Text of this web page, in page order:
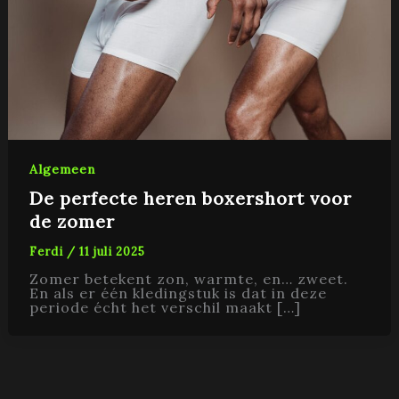
Algemeen
De perfecte heren boxershort voor
de zomer
Ferdi / 11 juli 2025
Zomer betekent zon, warmte, en… zweet.
En als er één kledingstuk is dat in deze
periode écht het verschil maakt […]